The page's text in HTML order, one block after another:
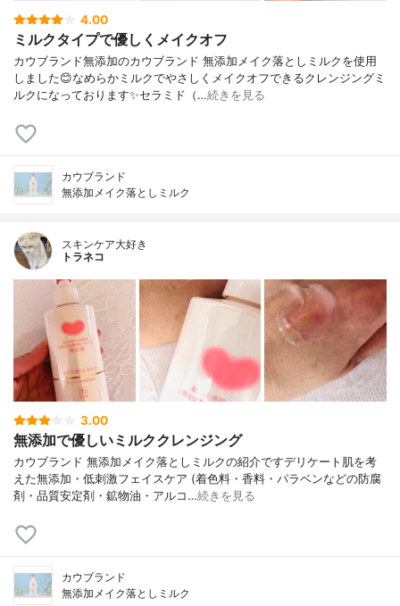
4.00
ミルクタイプで優しくメイクオフ
カウブランド無添加のカウブランド 無添加メイク落としミルクを使用
しました😊なめらかミルクでやさしくメイクオフできるクレンジングミ
ルクになっております✨セラミド（…続きを見る
カウブランド
無添加メイク落としミルク
スキンケア大好き
トラネコ
3.00
無添加で優しいミルククレンジング
カウブランド 無添加メイク落としミルクの紹介ですデリケート肌を考
えた無添加・低刺激フェイスケア (着色料・香料・パラベンなどの防腐
剤・品質安定剤・鉱物油・アルコ…続きを見る
カウブランド
無添加メイク落としミルク